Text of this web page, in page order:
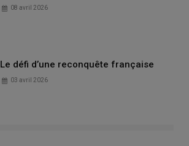
08 avril 2026
Le défi d’une reconquête française
03 avril 2026